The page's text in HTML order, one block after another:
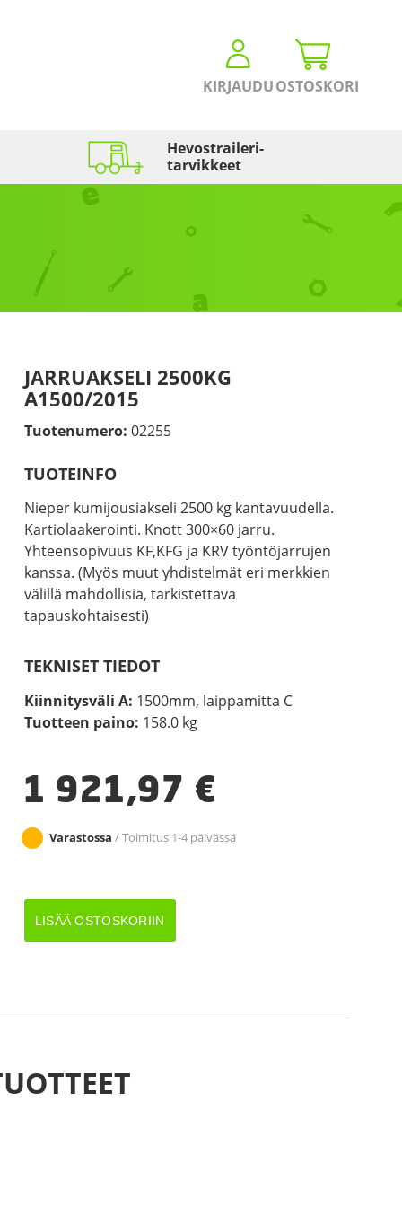
KIRJAUDUOSTOSKORI
Hevostraileri­
tarvikkeet
JARRUAKSELI 2500KG
A1500/2015
Tuotenumero: 02255
TUOTEINFO
Nieper kumijousiakseli 2500 kg kantavuudella.
Kartiolaakerointi. Knott 300×60 jarru.
Yhteensopivuus KF,KFG ja KRV työntöjarrujen
kanssa. (Myös muut yhdistelmät eri merkkien
välillä mahdollisia, tarkistettava
tapauskohtaisesti)
TEKNISET TIEDOT
Kiinnitysväli A: 1500mm, laippamitta C
Tuotteen paino: 158.0 kg
1 921,97 €
Varastossa / Toimitus 1-4 päivässä
JARRUAKSELI
2500KG
LISÄÄ OSTOSKORIIN